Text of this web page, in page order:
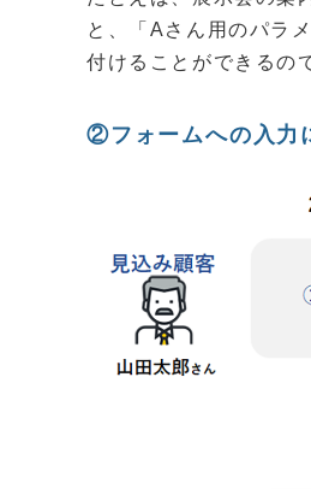
と、「Aさん用のパラ
付けることができるの
②フォームへの入力